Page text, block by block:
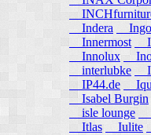
Indera
Ingo
Innermost
Innolux
interlubke
IP44.de
Isabel Burgin
isle lounge
Itlas
Iulite